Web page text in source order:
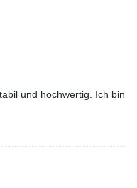
und hochwertig. Ich bin